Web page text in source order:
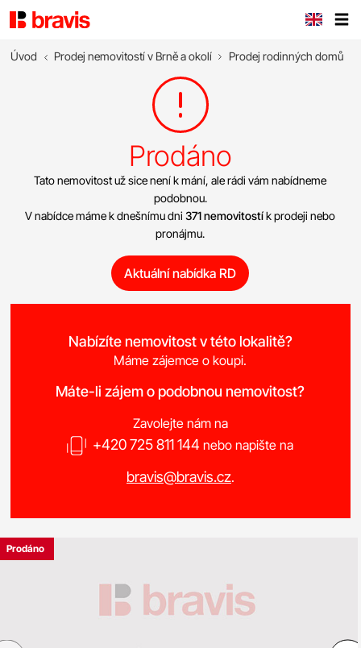
Úvod Prodej nemovitostí v Brně a okolí Prodej rodinných domů
Prodáno
Tato nemovitost už sice není k mání, ale rádi vám nabídneme
podobnou.
V nabídce máme k dnešnímu dni371 nemovitostík prodeji nebo
pronájmu.
Aktuální nabídka RD
Nabízíte nemovitost v této lokalitě?
Máme zájemce o koupi.
Máte-li zájem o podobnou nemovitost?
Zavolejte nám na
+420 725 811 144 nebo napište na
bravis@bravis.cz.
Prodáno